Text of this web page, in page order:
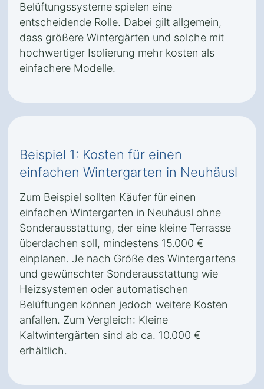
Belüftungssysteme spielen eine
entscheidende Rolle. Dabei gilt allgemein,
dass größere Wintergärten und solche mit
hochwertiger Isolierung mehr kosten als
einfachere Modelle.
Beispiel 1: Kosten für einen
einfachen Wintergarten in Neuhäusl
Zum Beispiel sollten Käufer für einen
einfachen Wintergarten in Neuhäusl ohne
Sonderausstattung, der eine kleine Terrasse
überdachen soll, mindestens 15.000 €
einplanen. Je nach Größe des Wintergartens
und gewünschter Sonderausstattung wie
Heizsystemen oder automatischen
Belüftungen können jedoch weitere Kosten
anfallen. Zum Vergleich: Kleine
Kaltwintergärten sind ab ca. 10.000 €
erhältlich.